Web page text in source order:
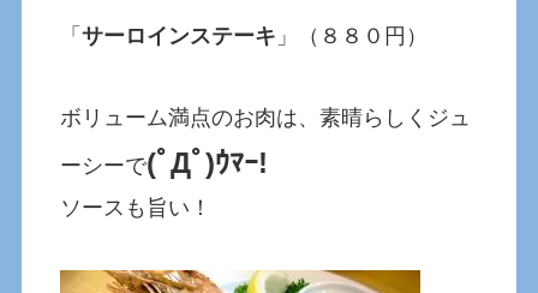
「サーロインステーキ 」（８８０円）
ボリューム満点のお肉は、素晴らしくジュ
ーシーで(ﾟДﾟ)ｳﾏｰ!
ソースも旨い！